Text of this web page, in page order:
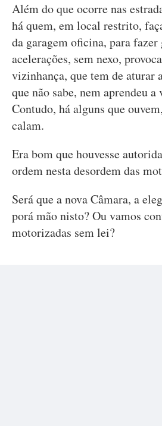
Além do que ocorre nas
há quem, em local restrito,
da garagem oficina, para fazer
acelerações, sem nexo,
vizinhança, que tem de aturar
que não sabe, nem aprendeu
Contudo, há alguns que
calam.
Era bom que houvesse
ordem nesta desordem das
Será que a nova Câmara, a
porá mão nisto? Ou vamos
motorizadas sem lei?